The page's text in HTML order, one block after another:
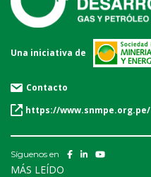
Una iniciativa de
Contacto
https://www.snmpe.org.pe/
Síguenos en
MÁS LEÍDO